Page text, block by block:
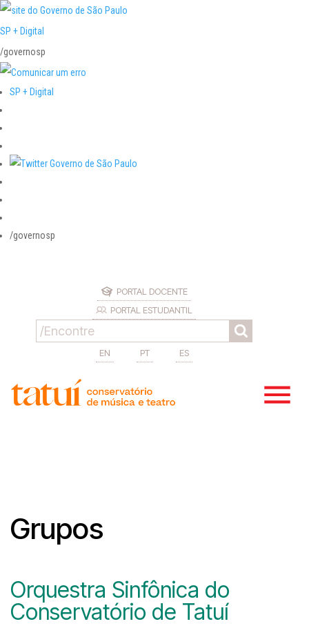
SP + Digital
/governosp
SP + Digital
/governosp
PORTAL DOCENTE
PORTAL ESTUDANTIL
EN PT ES
Grupos
Orquestra Sinfônica do
Conservatório de Tatuí